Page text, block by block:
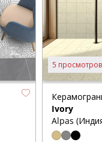
5
Ivory
Alpas